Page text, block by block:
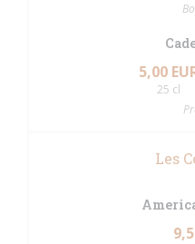
5,00
25 cl
Les